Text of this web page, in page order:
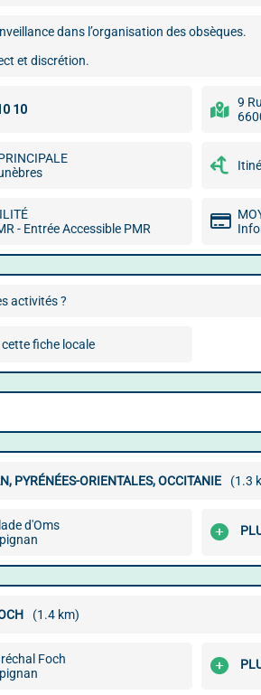
dans l’organisation des obsèques.
et discrétion.
9
- Entrée Accessible PMR
activités ?
fiche locale
PYRÉNÉES-ORIENTALES, OCCITANIE (1.3
d'Oms
(1.4 km)
Foch